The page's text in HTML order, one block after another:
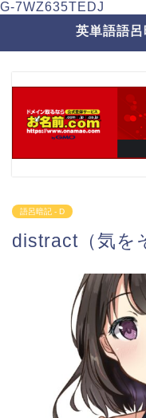
G-7WZ635TEDJ
英単語語
語呂暗記 - D
distract（気を